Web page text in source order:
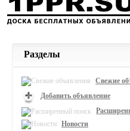
Разделы
Свежие
Добавить объявление
Новости